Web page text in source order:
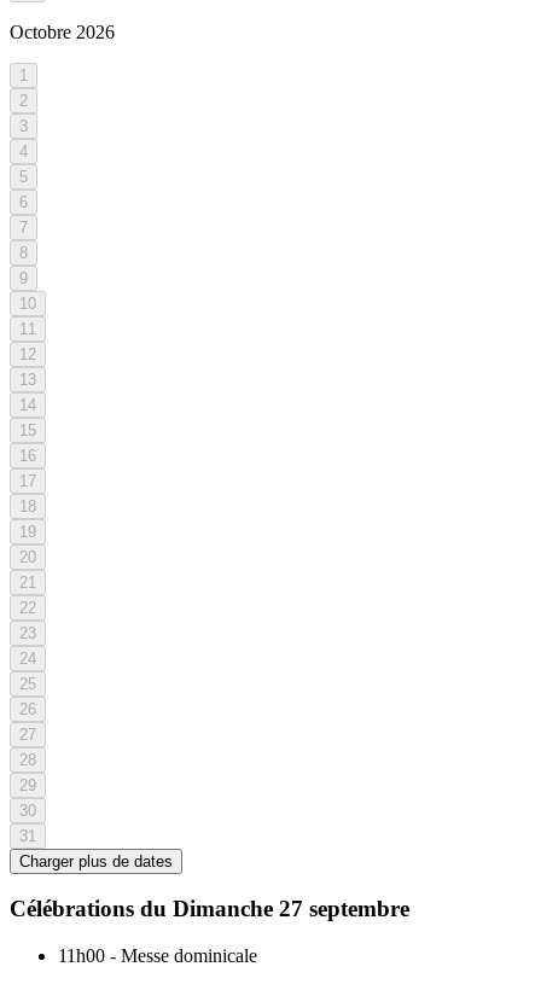
Octobre 2026
1
2
3
4
5
6
7
8
9
10
11
12
13
14
15
16
17
18
19
20
21
22
23
24
25
26
27
28
29
30
31
Charger plus de dates
Célébrations du Dimanche 27 septembre
11h00 - Messe dominicale